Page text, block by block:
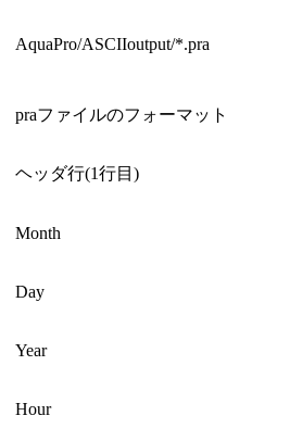
AquaPro/ASCIIoutput/*.pra
praファイルのフォーマット
ヘッダ行(1行目)
Month
Day
Year
Hour